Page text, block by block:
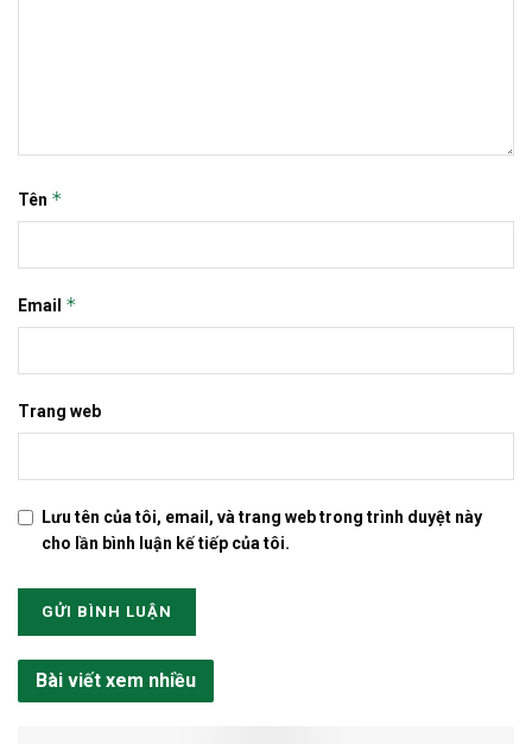
Tên *
Email *
Trang web
Lưu tên của tôi, email, và trang web trong trình duyệt này
cho lần bình luận kế tiếp của tôi.
Bài viết xem nhiều